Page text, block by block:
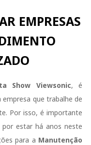
EMPRESAS
Show Viewsonic, é
que trabalhe de
Por isso, é importante
estar há anos neste
para a Manutenção